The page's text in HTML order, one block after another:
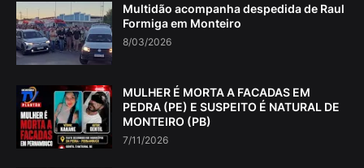
Multidão acompanha despedida de Raul
Formiga em Monteiro
8/03/2026
MULHER É MORTA A FACADAS EM
PEDRA (PE) E SUSPEITO É NATURAL DE
MONTEIRO (PB)
7/11/2026